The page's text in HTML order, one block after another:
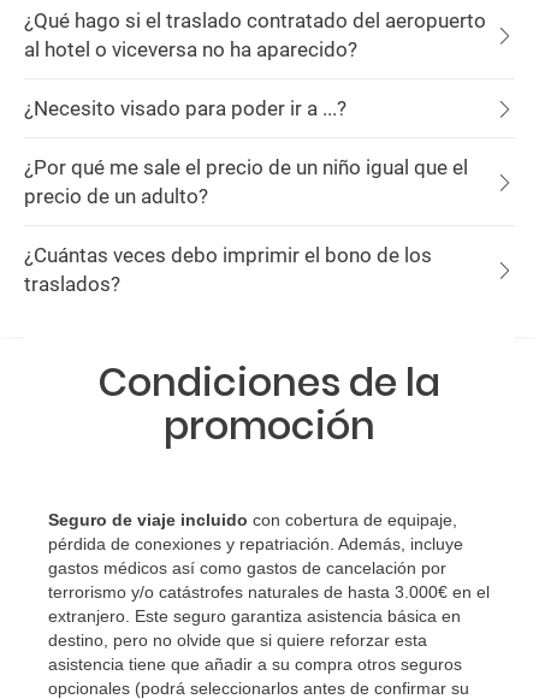
¿Qué hago si el traslado contratado del aeropuerto
al hotel o viceversa no ha aparecido?
¿Necesito visado para poder ir a ...?
¿Por qué me sale el precio de un niño igual que el
precio de un adulto?
¿Cuántas veces debo imprimir el bono de los
traslados?
Condiciones de la
promoción
Seguro de viaje incluido con cobertura de equipaje,
pérdida de conexiones y repatriación. Además, incluye
gastos médicos así como gastos de cancelación por
terrorismo y/o catástrofes naturales de hasta 3.000€ en el
extranjero. Este seguro garantiza asistencia básica en
destino, pero no olvide que si quiere reforzar esta
asistencia tiene que añadir a su compra otros seguros
opcionales (podrá seleccionarlos antes de confirmar su